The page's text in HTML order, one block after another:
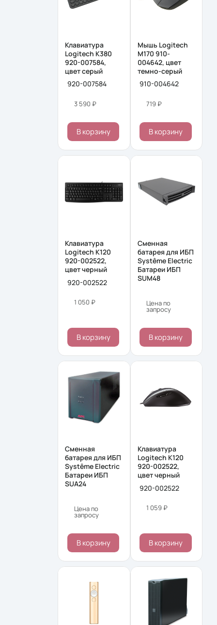
Клавиатура
Logitech K380
920-007584,
цвет серый
920-007584
3 590 ₽
В корзину
Мышь Logitech
M170 910-
004642, цвет
темно-серый
910-004642
719 ₽
В корзину
Клавиатура
Logitech K120
920-002522,
цвет черный
920-002522
1 050 ₽
В корзину
Сменная
батарея для ИБП
Systême Electric
Батареи ИБП
SUM48
Цена по
запросу
В корзину
Сменная
батарея для ИБП
Systême Electric
Батареи ИБП
SUA24
Цена по
запросу
В корзину
Клавиатура
Logitech K120
920-002522,
цвет черный
920-002522
1 059 ₽
В корзину